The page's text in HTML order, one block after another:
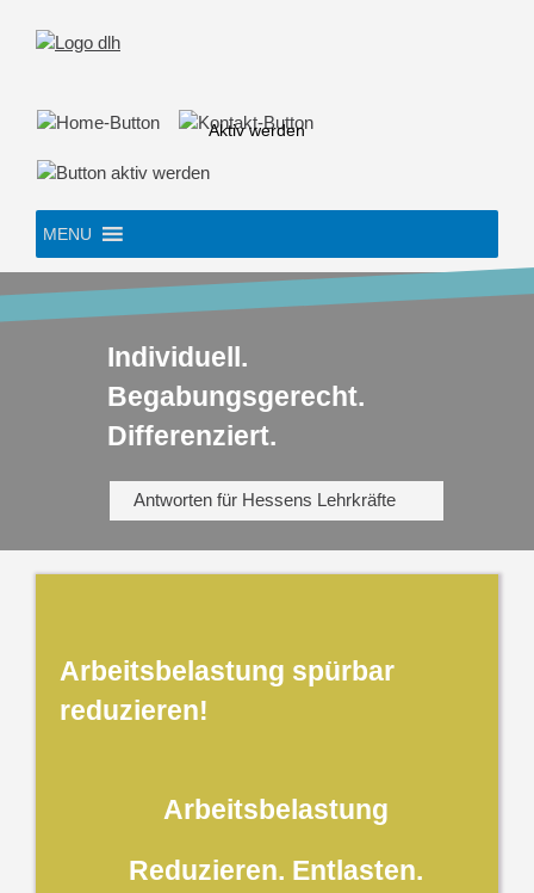
Aktiv werden
MENU
Individuell.
Begabungsgerecht.
Differenziert.
Antworten für Hessens Lehrkräfte
Arbeitsbelastung spürbar
reduzieren!
Arbeitsbelastung
Reduzieren. Entlasten.